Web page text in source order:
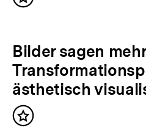
e
i
g
e
r
I
N
ä
c
h
s
Bilder sagen
ästhetisch
Inhalt